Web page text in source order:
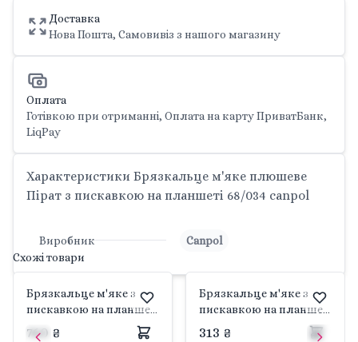
Доставка
Нова Пошта, Самовивіз з нашого магазину
Оплата
Готівкою при отриманні, Оплата на карту ПриватБанк,
LiqPay
Характеристики Брязкальце м'яке плюшеве
Пірат з пискавкою на планшеті 68/034 canpol
Виробник
Canpol
Схожі товари
Брязкальце м'яке з
пискавкою на планшеті
12см 68/072_Grey canpol
760 ₴
Брязкальце м'яке з
пискавкою на планшеті
313 ₴